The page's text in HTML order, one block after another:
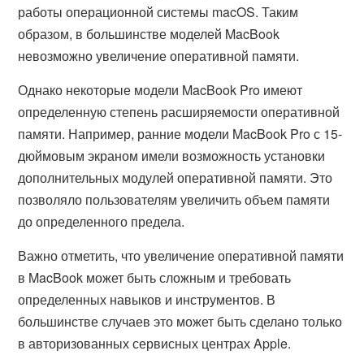
работы операционной системы macOS. Таким
образом, в большинстве моделей MacBook
невозможно увеличение оперативной памяти.
Однако некоторые модели MacBook Pro имеют
определенную степень расширяемости оперативной
памяти. Например, ранние модели MacBook Pro с 15-
дюймовым экраном имели возможность установки
дополнительных модулей оперативной памяти. Это
позволяло пользователям увеличить объем памяти
до определенного предела.
Важно отметить, что увеличение оперативной памяти
в MacBook может быть сложным и требовать
определенных навыков и инструментов. В
большинстве случаев это может быть сделано только
в авторизованных сервисных центрах Apple.